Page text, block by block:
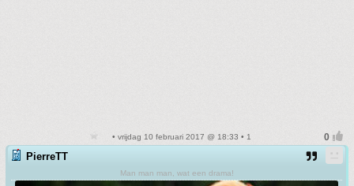
• vrijdag 10 februari 2017 @ 18:33 • 1
PierreTT
Man man man, wat een drama!